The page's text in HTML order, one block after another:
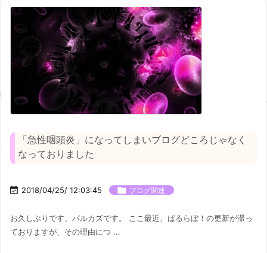
「急性咽頭炎」になってしまいブログどころじゃなく
なっておりました
 2018/04/25/ 12:03:45  ブログ関連
お久しぶりです、バルカズです。 ここ最近、ばるらぼ！の更新が滞っ
ておりますが、その理由につ ...